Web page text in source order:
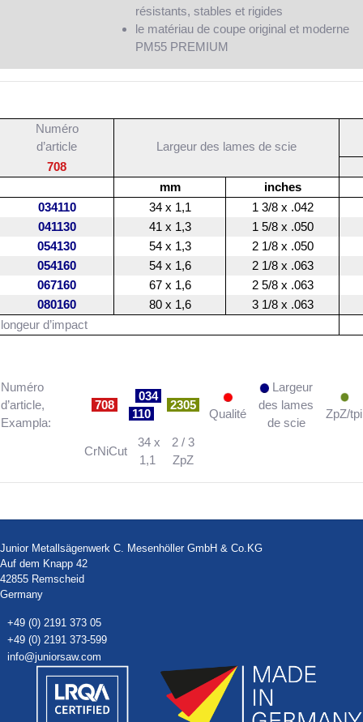
résistants, stables et rigides
le matériau de coupe original et moderne
PM55 PREMIUM
Numéro
d’article
Largeur des lames de scie
708
mm
inches
034110
34 x 1,1
1 3/8 x .042
041130
41 x 1,3
1 5/8 x .050
054130
54 x 1,3
2 1/8 x .050
054160
54 x 1,6
2 1/8 x .063
067160
67 x 1,6
2 5/8 x .063
080160
80 x 1,6
3 1/8 x .063
longeur d’impact
Numéro
d’article,
Exampla:
708
034
110
2305
Qualité
Largeur
des lames
de scie
ZpZ/tpi
CrNiCut
34 x
1,1
2 / 3
ZpZ
Junior Metallsägenwerk C. Mesenhöller GmbH & Co.KG
Auf dem Knapp 42
42855 Remscheid
Germany
+49 (0) 2191 373 05
+49 (0) 2191 373-599
info@juniorsaw.com